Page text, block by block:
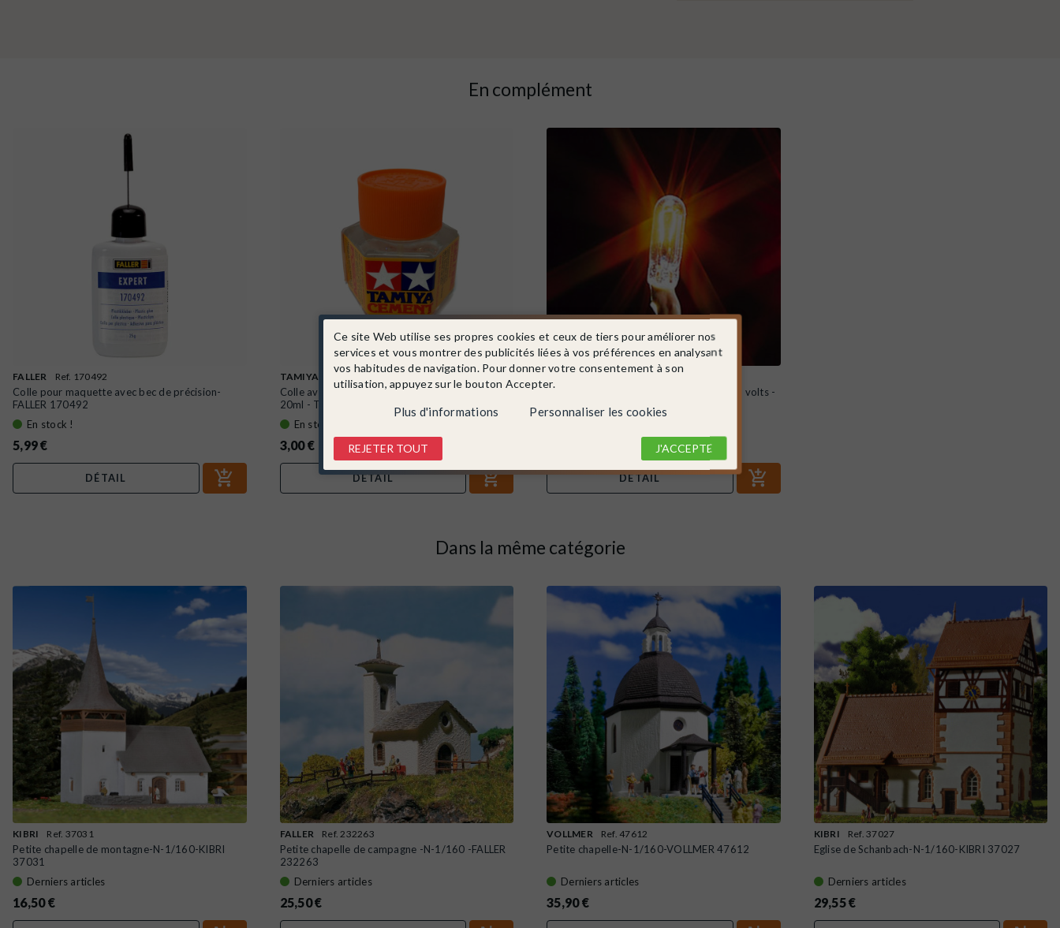
En complément
FALLER Ref. 170492
Colle pour maquette avec bec de précision-
FALLER 170492
En stock !
5,99 €
DÉTAIL
TAMIYA
Colle avec pinceau pour maquette plastique
20ml - TAMIYA...
En stock !
3,00 €
DÉTAIL
Micro-ampoule précablée blanche 12-16 volts -
DÉTAIL
Dans la même catégorie
KIBRI Ref. 37031
Petite chapelle de montagne-N-1/160-KIBRI
37031
Derniers articles
16,50 €
FALLER Ref. 232263
Petite chapelle de campagne -N-1/160 -FALLER
232263
Derniers articles
25,50 €
VOLLMER Ref. 47612
Petite chapelle-N-1/160-VOLLMER 47612
Derniers articles
35,90 €
KIBRI Ref. 37027
Eglise de Schanbach-N-1/160-KIBRI 37027
Derniers articles
29,55 €
Ce site Web utilise ses propres cookies et ceux de tiers pour améliorer nos
services et vous montrer des publicités liées à vos préférences en analysant
vos habitudes de navigation. Pour donner votre consentement à son
utilisation, appuyez sur le bouton Accepter.
Plus d'informations Personnaliser les cookies
REJETER TOUT J'ACCEPTE